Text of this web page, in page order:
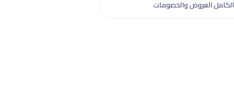
الكامل العروض والخصومات